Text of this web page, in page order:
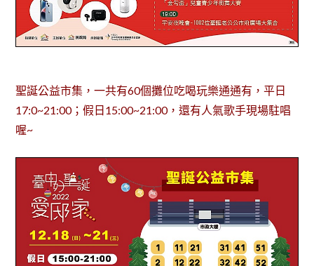
聖誕公益市集，一共有60個攤位吃喝玩樂通通有，平日
17:0~21:00；假日15:00~21:00，還有人氣歌手現場駐唱
喔~